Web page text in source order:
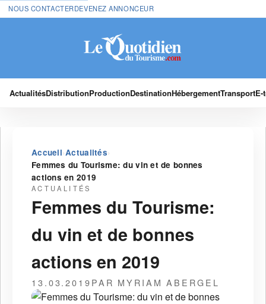
NOUS CONTACTERDEVENEZ ANNONCEUR
ActualitésDistributionProductionDestinationHébergementTransport
Accueil›Actualités›
Femmes du Tourisme: du vin et de bonnes
actions en 2019
ACTUALITÉS
Femmes du Tourisme:
du vin et de bonnes
actions en 2019
13.03.2019PAR MYRIAM ABERGEL